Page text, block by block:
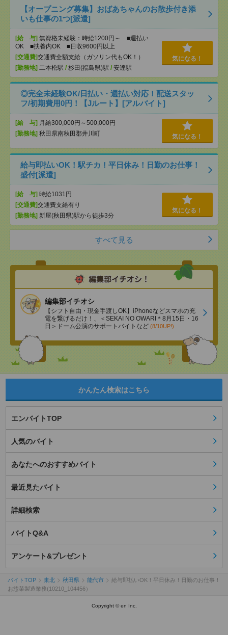
【オープニング募集】おばあちゃんのお散歩付き添
いも仕事の1つ[派遣]
[給 与] 無資格未経験：時給1200円～ ■週払い
OK ■扶養内OK ■日収9600円以上
[交通費]交通費全額支給（ガソリン代もOK！）
[勤務地] 二本松駅 / 杉田(福島県)駅 / 安達駅
気になる！
◎完全未経験OK/日払い・週払い対応！配送スタッ
フ/初期費用0円！【Jルート】[アルバイト]
[給 与] 月給300,000円～500,000円
[勤務地] 秋田県南秋田郡井川町 気になる！
給与即払いOK！駅チカ！平日休み！日勤のお仕事！
盛付[派遣]
[給 与] 時給1031円
[交通費]交通費支給有り
[勤務地] 新屋(秋田県)駅から徒歩3分
気になる！
すべて見る
編集部イチオシ
【シフト自由・現金手渡しOK】iPhoneなどスマホの充
電を繋げるだけ！、＜SEKAI NO OWARI＊8月15日・16
日＞ドーム公演のサポートバイトなど (8/10UP!)
かんたん検索はこちら
エンバイトTOP
人気のバイト
あなたへのおすすめバイト
最近見たバイト
詳細検索
バイトQ&A
アンケート&プレゼント
バイトTOP 東北 秋田県 能代市
給与即払いOK！平日休み！日勤のお仕事！
お惣菜製造業務(10210_104456）
Copyright © en Inc.